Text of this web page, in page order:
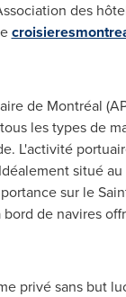
des
de Montréal
les types de
L'activité
situé
sur le
de navires
privé sans but